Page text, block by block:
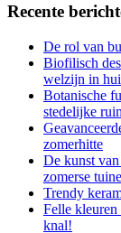
Recente
De rol van
Biofilisch
welzijn in
Botanische
stedelijke
zomerhitte
De kunst
zomerse
Trendy
Felle kleuren
knal!